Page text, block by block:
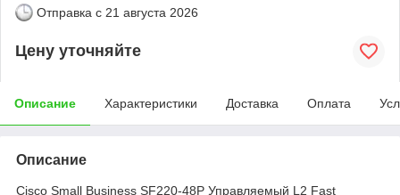
Отправка с 21 августа 2026
Цену уточняйте
Описание Характеристики Доставка Оплата
Описание
Cisco Small Business SF220-48P Управляемый L2 Fast